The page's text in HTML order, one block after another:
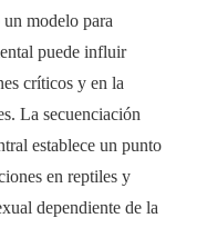
modelo para
puede influir
críticos y en la
La secuenciación
establece un punto
en reptiles y
dependiente de la